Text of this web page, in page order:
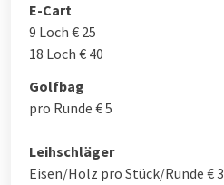
E-Cart
9 Loch € 25
18 Loch € 40
Golfbag
pro Runde € 5
Leihschläger
Eisen/Holz pro Stück/Runde € 3